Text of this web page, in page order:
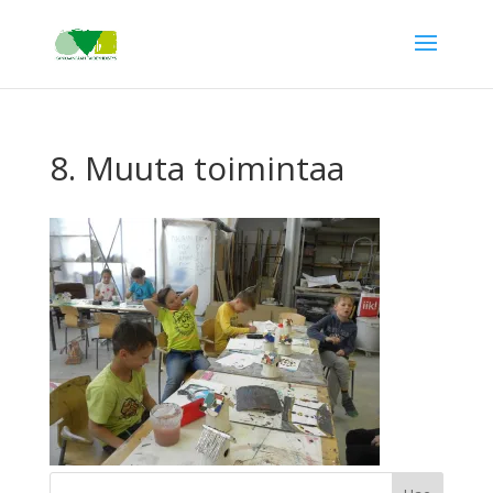
8. Muuta toimintaa